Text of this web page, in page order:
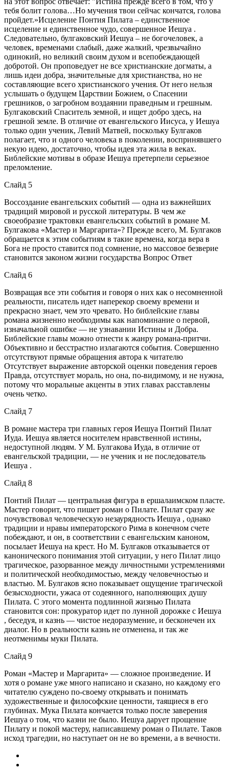
тебя болит голова…Но мучения твои сейчас кончатся, голова
пройдет.»Исцеление Понтия Пилата – единственное
исцеление и единственное чудо, совершенное Иешуа .
Следовательно, булгаковский Иешуа – не богочеловек, а
человек, временами слабый, даже жалкий, чрезвычайно
одинокий, но великий своим духом и всепобеждающей
добротой. Он проповедует не все христианские догматы, а
лишь идеи добра, значительные для христианства, но не
составляющие всего христианского учения. От него нельзя
услышать о будущем Царствии Божием, о Спасении
грешников, о загробном воздаянии праведным и грешным.
Булгаковский Спаситель земной, и ищет добро здесь, на
грешной земле. В отличие от евангельского Иисуса, у Иешуа
только один ученик, Левий Матвей, поскольку Булгаков
полагает, что и одного человека в поколении, воспринявшего
некую идею, достаточно, чтобы идея эта жила в веках.
Библейские мотивы в образе Иешуа претерпели серьезное
преломление.
Слайд 5
Воссоздание евангельских событий — одна из важнейших
традиций мировой и русской литературы. В чем же
своеобразие трактовки евангельских событий в романе М.
Булгакова «Мастер и Маргарита»? Прежде всего, М. Булгаков
обращается к этим событиям в такие времена, когда вера в
Бога не просто ставится под сомнение, но массовое безверие
становится законом жизни государства Вопрос Ответ
Слайд 6
Возвращая все эти события и говоря о них как о несомненной
реальности, писатель идет наперекор своему времени и
прекрасно знает, чем это чревато. Но библейские главы
романа жизненно необходимы как напоминание о первой,
изначальной ошибке — не узнавании Истины и Добра.
Библейские главы можно отнести к жанру романа-притчи.
Объективно и бесстрастно излагаются события. Совершенно
отсутствуют прямые обращения автора к читателю
Отсутствует выражение авторской оценки поведения героев
Правда, отсутствует мораль, но она, по-видимому, и не нужна,
потому что моральные акценты в этих главах расставлены
очень четко.
Слайд 7
В романе мастера три главных героя Иешуа Понтий Пилат
Иуда. Иешуа является носителем нравственной истины,
недоступной людям. У М. Булгакова Иуда, в отличие от
евангельской традиции, — не ученик и не последователь
Иешуа .
Слайд 8
Понтий Пилат — центральная фигура в ершалаимском пласте.
Мастер говорит, что пишет роман о Пилате. Пилат сразу же
почувствовал человеческую незаурядность Иешуа , однако
традиции и нравы императорского Рима в конечном счете
побеждают, и он, в соответствии с евангельским каноном,
посылает Иешуа на крест. Но М. Булгаков отказывается от
канонического понимания этой ситуации, у него Пилат лицо
трагическое, разорванное между личностными устремлениями
и политической необходимостью, между человечностью и
властью. М. Булгаков ясно показывает ощущение трагической
безысходности, ужаса от содеянного, наполняющих душу
Пилата. С этого момента подлинной жизнью Пилата
становится сон: прокуратор идет по лунной дорожке с Иешуа
, беседуя, и казнь — чистое недоразумение, и бесконечен их
диалог. Но в реальности казнь не отменена, и так же
неотменимы муки Пилата.
Слайд 9
Роман «Мастер и Маргарита» — сложное произведение. И
хотя о романе уже много написано и сказано, но каждому его
читателю суждено по-своему открывать и понимать
художественные и философские ценности, таящиеся в его
глубинах. Мука Пилата кончается только после заверения
Иешуа о том, что казни не было. Иешуа дарует прощение
Пилату и покой мастеру, написавшему роман о Пилате. Таков
исход трагедии, но наступает он не во времени, а в вечности.